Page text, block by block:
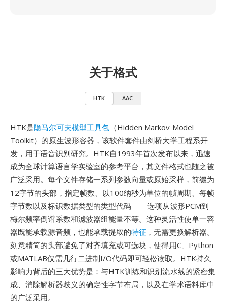
关于格式
HTK AAC
HTK是隐马尔可夫模型工具包 （Hidden Markov Model
Toolkit）的原生波形容器，该软件套件由剑桥大学工程系开
发，用于语音识别研究。HTK自1993年首次发布以来，迅速
成为全球计算语言学实验室的参考平台，其文件格式也随之被
广泛采用。每个文件存储一系列参数向量或原始采样，前缀为
12字节的头部，指定帧数、以100纳秒为单位的帧周期、每帧
字节数以及标识数据类型的类型代码——选项从波形PCM到
梅尔频率倒谱系数和滤波器组能量不等。这种灵活性使单一容
器既能承载源音频，也能承载提取的特征 ，无需更换解析器。
刻意精简的头部避免了对齐填充或可选块，使得用C、Python
或MATLAB仅需几行二进制I/O代码即可轻松读取。HTK持久
影响力背后的三大优势是：与HTK训练和识别流水线的紧密集
成、消除解析器歧义的确定性字节布局，以及在学术语料库中
的广泛采用。